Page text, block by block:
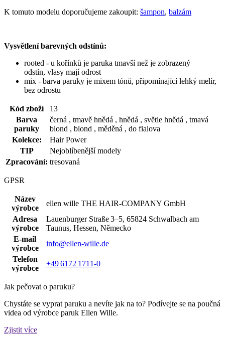
K tomuto modelu doporučujeme zakoupit: šampon, balzám
Vysvětlení barevných odstínů:
rooted - u kořínků je paruka tmavší než je zobrazený
odstín, vlasy mají odrost
mix - barva paruky je mixem tónů, připomínající lehký melír,
bez odrostu
Kód zboží
13
Barva
paruky
černá , tmavě hnědá , hnědá , světle hnědá , tmavá
blond , blond , měděná , do fialova
Kolekce:
Hair Power
TIP
Nejoblíbenější modely
Zpracování: tresovaná
GPSR
Název
výrobce
ellen wille THE HAIR‑COMPANY GmbH
Adresa
výrobce
Lauenburger Straße 3–5, 65824 Schwalbach am
Taunus, Hessen, Německo
E-mail
výrobce
info@ellen-wille.de
Telefon
výrobce
+49 6172 1711‑0
Jak pečovat o paruku?
Chystáte se vyprat paruku a nevíte jak na to? Podívejte se na poučná
videa od výrobce paruk Ellen Wille.
Zjistit více